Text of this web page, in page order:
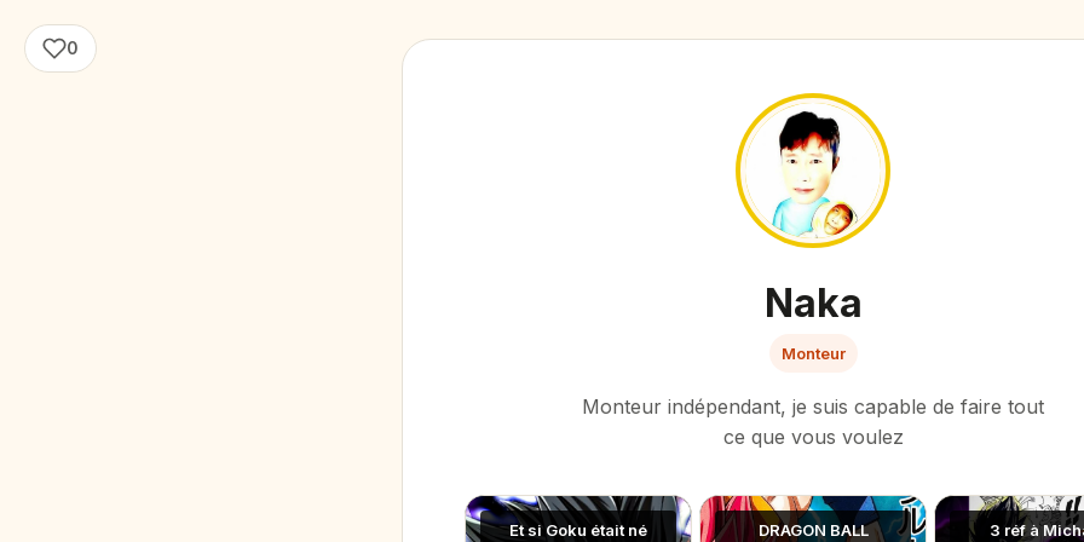
0
Naka
Monteur
Monteur indépendant, je suis capable de faire tout
ce que vous voulez
Et si Goku était né
DRAGON BALL
3 réf à